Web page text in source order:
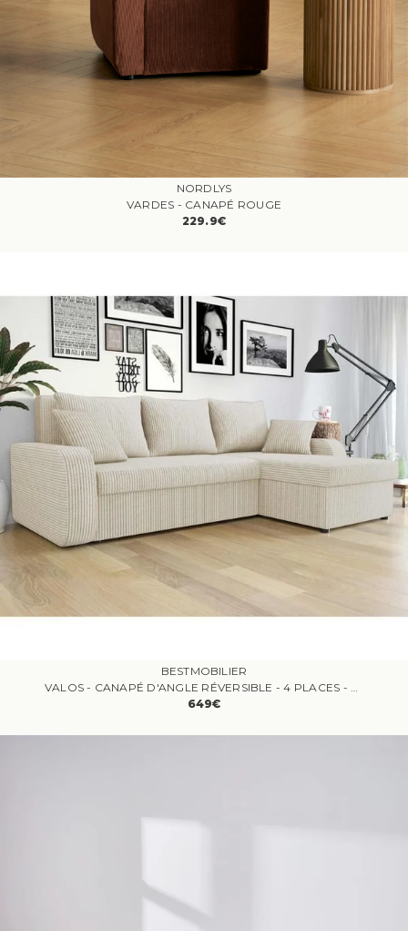
NORDLYS
VARDES - CANAPÉ ROUGE
229.9€
BESTMOBILIER
VALOS - CANAPÉ D'ANGLE RÉVERSIBLE - 4 PLACES - CONVERTIBLE AVEC COFFRES - EN VELOURS CÔTELÉ
649€